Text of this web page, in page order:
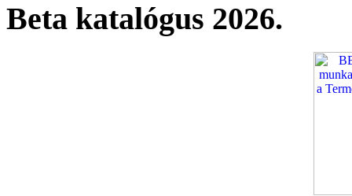
Beta katalógus 2026.